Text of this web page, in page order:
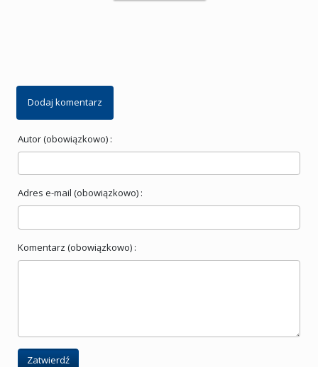
Dodaj komentarz
Autor (obowiązkowo) :
Adres e-mail (obowiązkowo) :
Komentarz (obowiązkowo) :
Zatwierdź